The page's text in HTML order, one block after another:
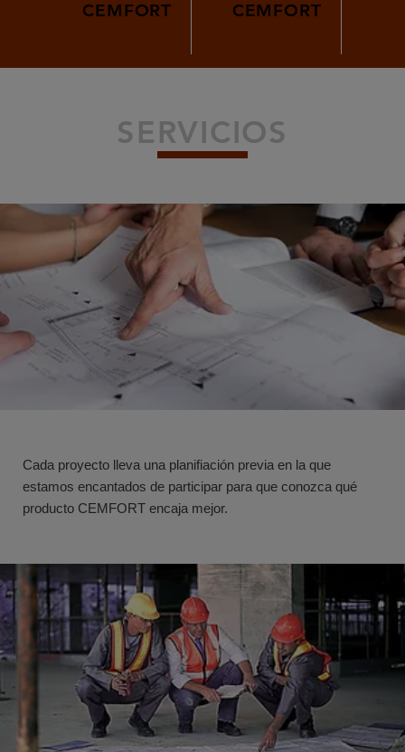
CEMFORT CEMFORT
SERVICIOS
Cada proyecto lleva una planifiación previa en la que
estamos encantados de participar para que conozca qué
producto CEMFORT encaja mejor.